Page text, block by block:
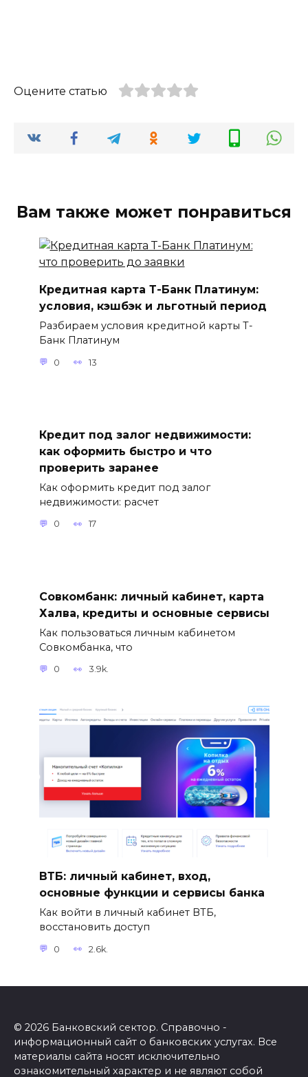
Оцените статью
Вам также может понравиться
Кредитная карта Т-Банк Платинум:
условия, кэшбэк и льготный период
Разбираем условия кредитной карты Т-
Банк Платинум
0 13
Кредит под залог недвижимости:
как оформить быстро и что
проверить заранее
Как оформить кредит под залог
недвижимости: расчет
0 17
Совкомбанк: личный кабинет, карта
Халва, кредиты и основные сервисы
Как пользоваться личным кабинетом
Совкомбанка, что
0 3.9k.
ВТБ: личный кабинет, вход,
основные функции и сервисы банка
Как войти в личный кабинет ВТБ,
восстановить доступ
0 2.6k.
© 2026 Банковский сектор. Справочно -
информационный сайт о банковских услугах. Все
материалы сайта носят исключительно
ознакомительный характер и не являют собой